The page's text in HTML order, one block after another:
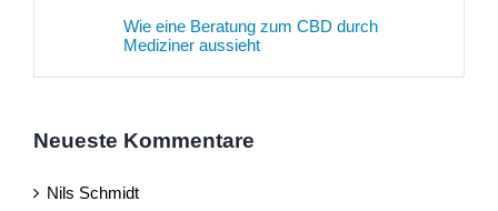
Wie eine Beratung zum CBD durch
Mediziner aussieht
Neueste Kommentare
Nils Schmidt